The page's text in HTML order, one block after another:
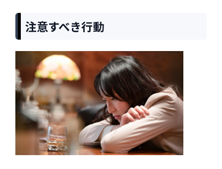
注意すべき行動